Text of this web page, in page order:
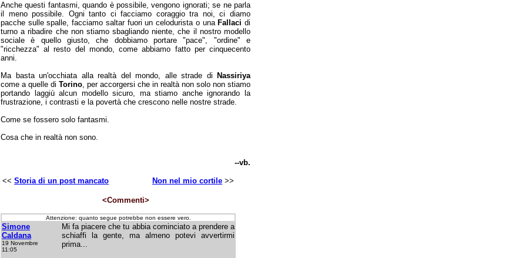
Anche questi fantasmi, quando è possibile, vengono ignorati; se ne parla
il meno possibile. Ogni tanto ci facciamo coraggio tra noi, ci diamo
pacche sulle spalle, facciamo saltar fuori un celodurista o una Fallaci di
turno a ribadire che non stiamo sbagliando niente, che il nostro modello
sociale è quello giusto, che dobbiamo portare "pace", "ordine" e
"ricchezza" al resto del mondo, come abbiamo fatto per cinquecento
anni.
Ma basta un'occhiata alla realtà del mondo, alle strade di
Nassiriya
come a quelle di Torino, per accorgersi che in realtà non solo non stiamo
portando laggiù alcun modello sicuro, ma stiamo anche ignorando la
frustrazione, i contrasti e la povertà che crescono nelle nostre strade.
Come se fossero solo fantasmi.
Cosa che in realtà non sono.
--vb.
<< Storia di un post mancato Non nel mio cortile >>
<Commenti>
Attenzione: quanto segue potrebbe non essere vero.
Simone
Caldana
19 Novembre
11:05
Mi fa piacere che tu abbia cominciato a prendere a
schiaffi la gente, ma almeno potevi avvertirmi
prima...